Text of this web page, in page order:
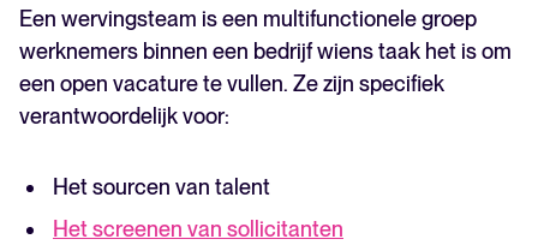
Een wervingsteam is een multifunctionele groep
werknemers binnen een bedrijf wiens taak het is om
een open vacature te vullen. Ze zijn specifiek
verantwoordelijk voor:
Het sourcen van talent
Het screenen van sollicitanten